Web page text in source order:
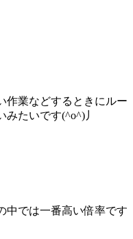
作業などするときにルー
たいです(^o^)丿
中では一番高い倍率です